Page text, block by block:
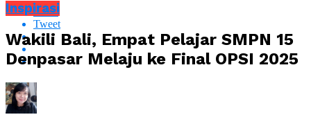
Share
Tweet
Inspirasi
Wakili Bali, Empat Pelajar SMPN 15
Denpasar Melaju ke Final OPSI 2025